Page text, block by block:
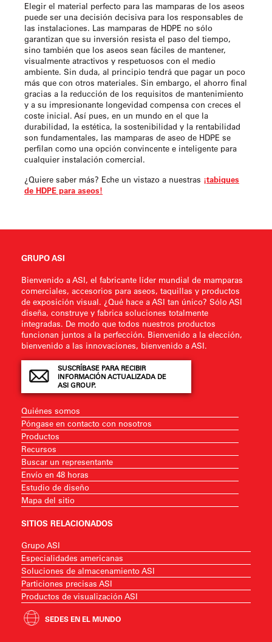
Elegir el material perfecto para las mamparas de los aseos
puede ser una decisión decisiva para los responsables de
las instalaciones. Las mamparas de HDPE no sólo
garantizan que su inversión resista el paso del tiempo,
sino también que los aseos sean fáciles de mantener,
visualmente atractivos y respetuosos con el medio
ambiente. Sin duda, al principio tendrá que pagar un poco
más que con otros materiales. Sin embargo, el ahorro final
gracias a la reducción de los requisitos de mantenimiento
y a su impresionante longevidad compensa con creces el
coste inicial. Así pues, en un mundo en el que la
durabilidad, la estética, la sostenibilidad y la rentabilidad
son fundamentales, las mamparas de aseo de HDPE se
perfilan como una opción convincente e inteligente para
cualquier instalación comercial.
¿Quiere saber más? Eche un vistazo a nuestras ¡tabiques
de HDPE para aseos!
GRUPO ASI
Bienvenido a ASI, el fabricante líder mundial de mamparas
comerciales, accesorios para aseos, taquillas y productos
de exposición visual. ¿Qué hace a ASI tan único? Sólo ASI
diseña, construye y fabrica soluciones totalmente
integradas. De modo que todos nuestros productos
funcionan juntos a la perfección. Bienvenido a la elección,
bienvenido a las innovaciones, bienvenido a ASI.
SUSCRÍBASE PARA RECIBIR
INFORMACIÓN ACTUALIZADA DE
ASI GROUP.
Quiénes somos
Póngase en contacto con nosotros
Productos
Recursos
Buscar un representante
Envío en 48 horas
Estudio de diseño
Mapa del sitio
SITIOS RELACIONADOS
Grupo ASI
Especialidades americanas
Soluciones de almacenamiento ASI
Particiones precisas ASI
Productos de visualización ASI
SEDES EN EL MUNDO